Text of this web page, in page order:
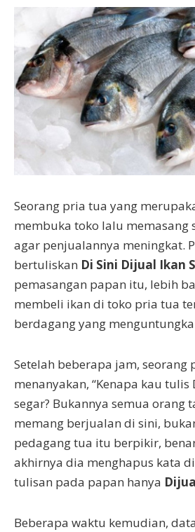
Seorang pria tua yang
membuka toko lalu memasang
agar penjualannya meningkat.
bertuliskan Di Sini Dijual Ikan
pemasangan papan itu, lebih
membeli ikan di toko pria tua
berdagang yang
Setelah beberapa jam, seorang
menanyakan, “Kenapa kau
segar? Bukannya semua orang
memang berjualan di sini,
pedagang tua itu berpikir,
akhirnya dia menghapus kata
tulisan pada papan hanya
Beberapa waktu kemudian,